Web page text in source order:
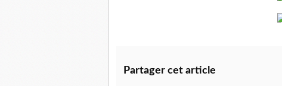
Partager cet article